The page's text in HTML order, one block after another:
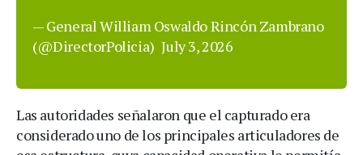
— General William Oswaldo Rincón Zambrano
(@DirectorPolicia) July 3, 2026
Las autoridades señalaron que el capturado era
considerado uno de los principales articuladores de